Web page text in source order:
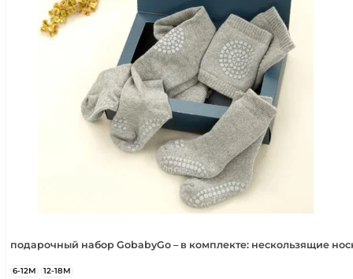
подарочный набор GobabyGo – в комплекте: нескользящие
6-12М 12-18М